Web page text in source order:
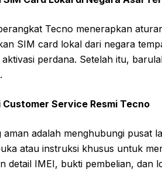
Tecno menerapkan
SIM card lokal dari negara
perdana. Setelah itu,
Customer Service Resmi Tecno
aman adalah menghubungi pusat
atau instruksi khusus untuk
detail IMEI, bukti pembelian, dan